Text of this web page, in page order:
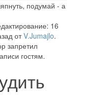
подумай - а
16
отV.Jumajlo.
запретил
гостям.